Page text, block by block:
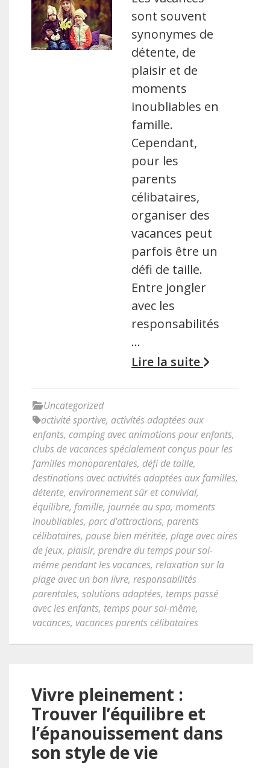
sont souvent
synonymes de
détente, de
plaisir et de
moments
inoubliables en
famille.
Cependant,
pour les
parents
célibataires,
organiser des
vacances peut
parfois être un
défi de taille.
Entre jongler
avec les
responsabilités
…
Lire la suite
Uncategorized
activité sportive, activités adaptées aux
enfants, camping avec animations pour enfants,
clubs de vacances spécialement conçus pour les
familles monoparentales, défi de taille,
destinations avec activités adaptées aux familles,
détente, environnement sûr et convivial,
équilibre, famille, journée au spa, moments
inoubliables, parc d'attractions, parents
célibataires, pause bien méritée, plage avec aires
de jeux, plaisir, prendre du temps pour soi-
même pendant les vacances, relaxation sur la
plage avec un bon livre, responsabilités
parentales, solutions adaptées, temps passé
avec les enfants, temps pour soi-même,
vacances, vacances parents célibataires
Vivre pleinement :
Trouver l’équilibre et
l’épanouissement dans
son style de vie